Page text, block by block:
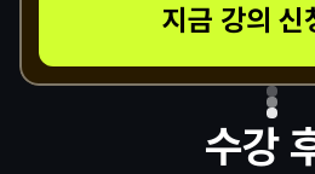
지금 강의 신
수강